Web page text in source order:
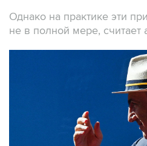
Однако на практике эти
не в полной мере,